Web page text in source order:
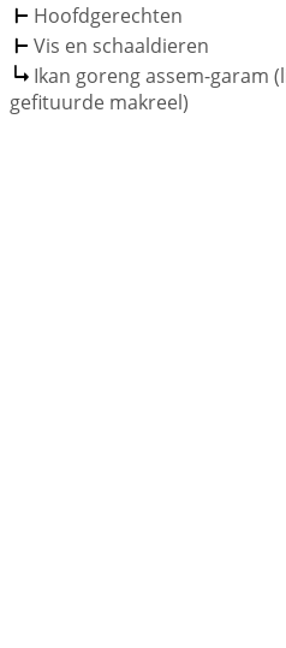
Hoofdgerechten
Vis en schaaldieren
Ikan goreng assem-garam
gefituurde makreel)